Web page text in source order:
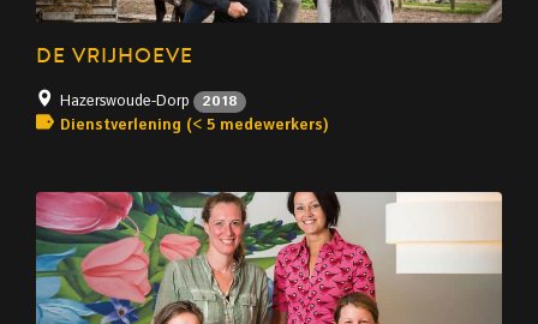
DE VRIJHOEVE
Hazerswoude-Dorp 2018
Dienstverlening (< 5 medewerkers)